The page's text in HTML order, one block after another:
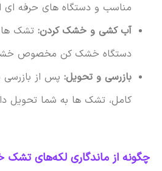
مناسب و دستگاه های حرفه ای
آب کشی و خشک کردن:تشک ها
دستگاه خشک کن مخصوص
بازرسی و تحویل:پس از بازرسی
کامل، تشک ها به شما تحویل
چگونه از ماندگاری لکه‌های تشک